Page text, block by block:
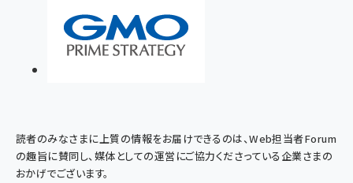
読者のみなさまに上質の情報をお届けできるのは、Web担当者Forum
の趣旨に賛同し、媒体としての運営にご協力くださっている企業さまの
おかげでございます。